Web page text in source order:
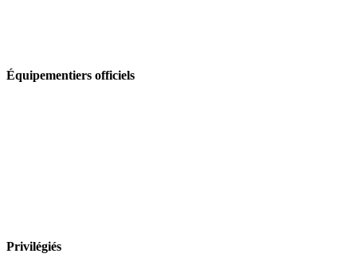
Équipementiers officiels
Privilégiés